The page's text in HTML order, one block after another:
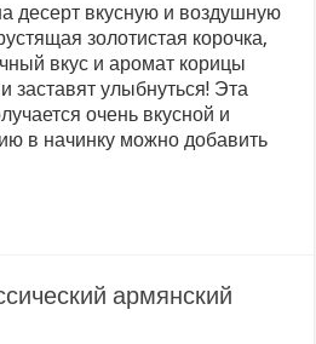
десерт вкусную и воздушную
золотистая корочка,
вкус и аромат корицы
заставят улыбнуться! Эта
очень вкусной и
в начинку можно добавить
армянский